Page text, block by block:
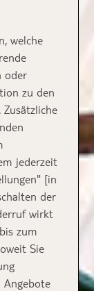
welche
oder
zu den
. Zusätzliche
jederzeit
[in
der
wirkt
zum
Sie
Angebote